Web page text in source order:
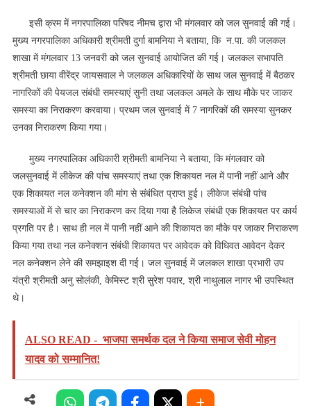
इसी क्रम में नगरपालिका परिषद नीमच द्वारा भी मंगलवार को जल सुनवाई की गई।
मुख्य नगरपालिका अधिकारी श्रीमती दुर्गा बामनिया ने बताया, कि न.पा. की जलकल
शाखा में मंगलवार 13 जनवरी को जल सुनवाई आयोजित की गई। जलकल सभापति
श्रीमती छाया वीरेंद्र जायसवाल ने जलकल अधिकारियों के साथ जल सुनवाई में बैठकर
नागरिकों की पेयजल संबंधी समस्याएं सुनी तथा जलकल अमले के साथ मौके पर जाकर
समस्या का निराकरण करवाया। प्रथम जल सुनवाई में 7 नागरिकों की समस्या सुनकर
उनका निराकरण किया गया।
मुख्य नगरपालिका अधिकारी श्रीमती बामनिया ने बताया, कि मंगलवार को
जलसुनवाई में लीकेज की पांच समस्याएं तथा एक शिकायत नल में पानी नहीं आने और
एक शिकायत नल कनेक्शन की मांग से संबंधित प्राप्‍त हुई। लीकेज संबंधी पांच
समस्याओं में से चार का निराकरण कर दिया गया है लिकेज संबंधी एक शिकायत पर कार्य
प्रगति पर है। साथ ही नल में पानी नहीं आने की शिकायत का मौके पर जाकर निराकरण
किया गया तथा नल कनेक्शन संबंधी शिकायत पर आवेदक को विधिवत आवेदन देकर
नल कनेक्शन लेने की समझाइश दी गई। जल सुनवाई में जलकल शाखा प्रभारी उप
यंत्री श्रीमती अनु सोलंकी, केमिस्ट श्री सुरेश पवार, श्री नाथुलाल नागर भी उपस्थित
थे।
ALSO READ - भाजपा समर्थक दल ने किया समाज सेवी मोहन
यादव को सम्मानित!